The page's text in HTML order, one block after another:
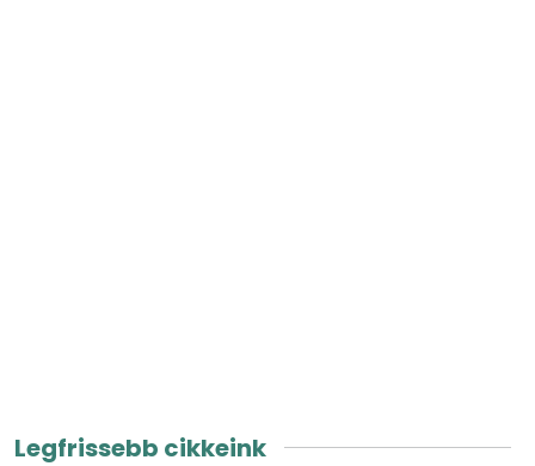
Legfrissebb cikkeink